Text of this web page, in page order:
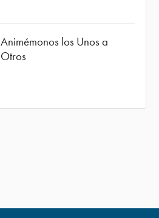
Animémonos los Unos a
Otros